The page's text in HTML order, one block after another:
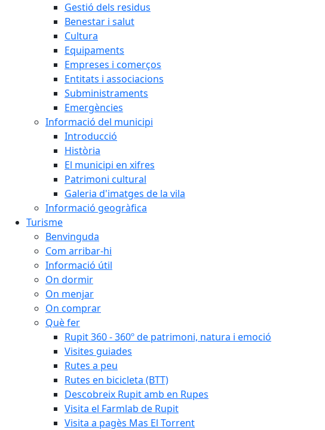
Gestió dels residus
Benestar i salut
Cultura
Equipaments
Empreses i comerços
Entitats i associacions
Subministraments
Emergències
Informació del municipi
Introducció
Història
El municipi en xifres
Patrimoni cultural
Galeria d'imatges de la vila
Informació geogràfica
Turisme
Benvinguda
Com arribar-hi
Informació útil
On dormir
On menjar
On comprar
Què fer
Rupit 360 - 360º de patrimoni, natura i emoció
Visites guiades
Rutes a peu
Rutes en bicicleta (BTT)
Descobreix Rupit amb en Rupes
Visita el Farmlab de Rupit
Visita a pagès Mas El Torrent